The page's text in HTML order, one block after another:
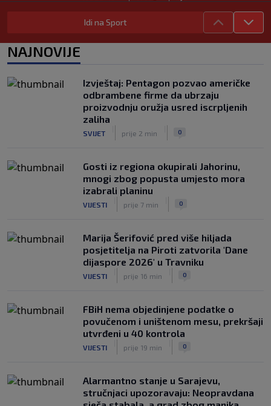
Sudija dosjetljivim komentarom
nasmijao publiku nakon žalbe tenisera
nasrnuo na gostujuće fudbalere
(VIDEO)
NOGOMET
|
8. aug.
| 0
Idi na Sport
NAJNOVIJE
Izvještaj: Pentagon pozvao američke
odbrambene firme da ubrzaju
proizvodnju oružja usred iscrpljenih
zaliha
SVIJET prije 2 min 0
Gosti iz regiona okupirali Jahorinu,
mnogi zbog popusta umjesto mora
izabrali planinu
VIJESTI prije 7 min 0
Marija Šerifović pred više hiljada
posjetitelja na Piroti zatvorila 'Dane
dijaspore 2026' u Travniku
VIJESTI prije 16 min 0
FBiH nema objedinjene podatke o
povučenom i uništenom mesu, prekršaji
utvrđeni u 40 kontrola
VIJESTI prije 19 min 0
Alarmantno stanje u Sarajevu,
stručnjaci upozoravaju: Neopravdana